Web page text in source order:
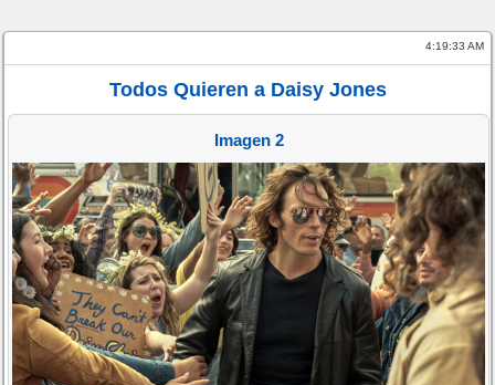
4:19:33 AM
Todos Quieren a Daisy Jones
Imagen 2